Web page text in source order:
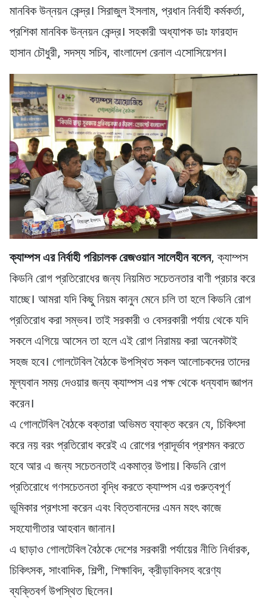
মানবিক উন্নয়ন কেন্দ্র। সিরাজুল ইসলাম, প্রধান নির্বাহী কর্মকর্তা,
প্রশিকা মানবিক উন্নয়ন কেন্দ্র। সহকারী অধ্যাপক ডাঃ ফারহাদ
হাসান চৌধুরী, সদস্য সচিব, বাংলাদেশ রেনাল এসোসিয়েশন।
ক্যাম্পস এর নির্বাহী পরিচালক রেজওয়ান সালেহীন বলেন, ক্যাম্পস
কিডনি রোগ প্রতিরোধের জন্য নিয়মিত সচেতনতার বাণী প্রচার করে
যাচ্ছে। আমরা যদি কিছু নিয়ম কানুন মেনে চলি তা হলে কিডনি রোগ
প্রতিরোধ করা সম্ভব। তাই সরকারী ও বেসরকারী পর্যায় থেকে যদি
সকলে এগিয়ে আসেন তা হলে এই রোগ নিরাময় করা অনেকটাই
সহজ হবে। গোলটেবিল বৈঠকে উপস্থিত সকল আলোচকদের তাদের
মূল্যবান সময় দেওয়ার জন্য ক্যাম্পস এর পক্ষ থেকে ধন্যবাদ জ্ঞাপন
করেন।
এ গোলটেবিল বৈঠকে বক্তারা অভিমত ব্যাক্ত করেন যে, চিকিৎসা
করে নয় বরং প্রতিরোধ করেই এ রোগের প্রাদূর্ভাব প্রশমন করতে
হবে আর এ জন্য সচেতনতাই একমাত্র উপায়। কিডনি রোগ
প্রতিরোধে গণসচেতনতা বৃদ্ধি করতে ক্যাম্পস এর গুরুত্বপূর্ণ
ভূমিকার প্রশংসা করেন এবং বিত্তবানদের এমন মহৎ কাজে
সহযোগীতার আহবান জানান।
এ ছাড়াও গোলটেবিল বৈঠকে দেশের সরকারী পর্যায়ের নীতি নির্ধারক,
চিকিৎসক, সাংবাদিক, শিল্পী, শিক্ষাবিদ, ক্রীড়াবিদসহ বরেণ্য
ব্যক্তিবর্গ উপস্থিত ছিলেন।